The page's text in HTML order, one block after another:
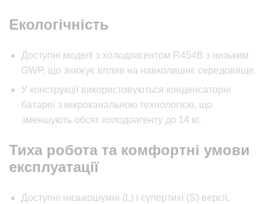
Екологічність
Доступні моделі з холодоагентом R454B з низьким
GWP, що знижує вплив на навколишнє середовище.
У конструкції використовуються конденсаторні
батареї з мікроканальною технологією, що
зменшують обсяг холодоагенту до 14 кг.
Тиха робота та комфортні умови
експлуатації
Доступні низькошумні (L) і супертихі (S) версії,